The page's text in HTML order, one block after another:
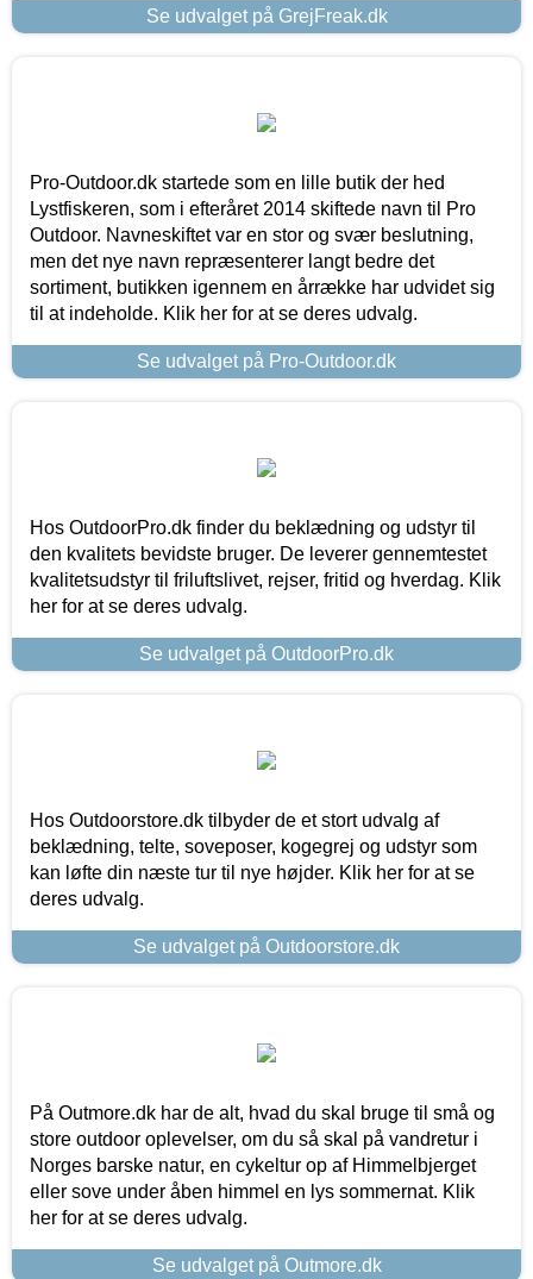
Se udvalget på GrejFreak.dk
Pro-Outdoor.dk startede som en lille butik der hed
Lystfiskeren, som i efteråret 2014 skiftede navn til Pro
Outdoor. Navneskiftet var en stor og svær beslutning,
men det nye navn repræsenterer langt bedre det
sortiment, butikken igennem en årrække har udvidet sig
til at indeholde. Klik her for at se deres udvalg.
Se udvalget på Pro-Outdoor.dk
Hos OutdoorPro.dk finder du beklædning og udstyr til
den kvalitets bevidste bruger. De leverer gennemtestet
kvalitetsudstyr til friluftslivet, rejser, fritid og hverdag. Klik
her for at se deres udvalg.
Se udvalget på OutdoorPro.dk
Hos Outdoorstore.dk tilbyder de et stort udvalg af
beklædning, telte, soveposer, kogegrej og udstyr som
kan løfte din næste tur til nye højder. Klik her for at se
deres udvalg.
Se udvalget på Outdoorstore.dk
På Outmore.dk har de alt, hvad du skal bruge til små og
store outdoor oplevelser, om du så skal på vandretur i
Norges barske natur, en cykeltur op af Himmelbjerget
eller sove under åben himmel en lys sommernat. Klik
her for at se deres udvalg.
Se udvalget på Outmore.dk